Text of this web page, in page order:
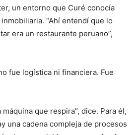
un entorno que Curé conocía
“Ahí entendí que lo
era un restaurante peruano”,
fue logística ni financiera. Fue
que respira”, dice. Para él,
una cadena compleja de procesos